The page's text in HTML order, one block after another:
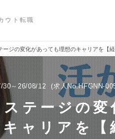
ウト転職
ージの変化があっても理想のキャリアを【
30～26/08/12 求人No.HFGNN-
ステージの
ャリアを【